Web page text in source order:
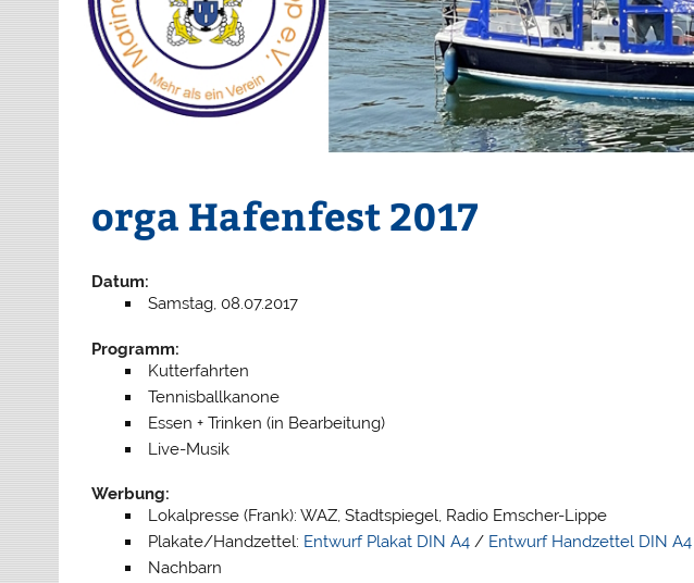
orga Hafenfest 2017
Datum:
Samstag, 08.07.2017
Programm:
Kutterfahrten
Tennisballkanone
Essen + Trinken (in Bearbeitung)
Live-Musik
Werbung:
Lokalpresse (Frank): WAZ, Stadtspiegel, Radio Emscher-Lippe
Plakate/Handzettel: Entwurf Plakat DIN A4/ Entwurf Handzettel DIN A4
Nachbarn